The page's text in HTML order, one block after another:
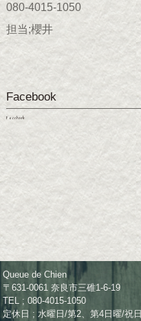
080-4015-1050
担当;櫻井
Facebook
Facebook
Queue de Chien
〒631-0061 奈良市三碓1-6-19
TEL ; 080-4015-1050
定休日 ; 水曜日/第2、第4日曜/祝日